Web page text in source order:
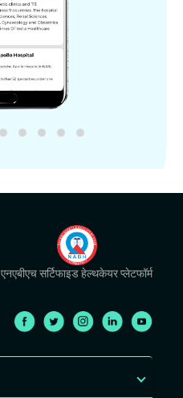
एनएबीएच सर्टिफाइड हेल्थकेयर प्लेटफॉर्म